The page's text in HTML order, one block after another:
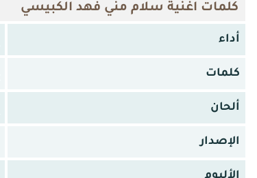
كلمات اغنية سلام مني فهد الكبيسي
أداء
كلمات
ألحان
الإصدار